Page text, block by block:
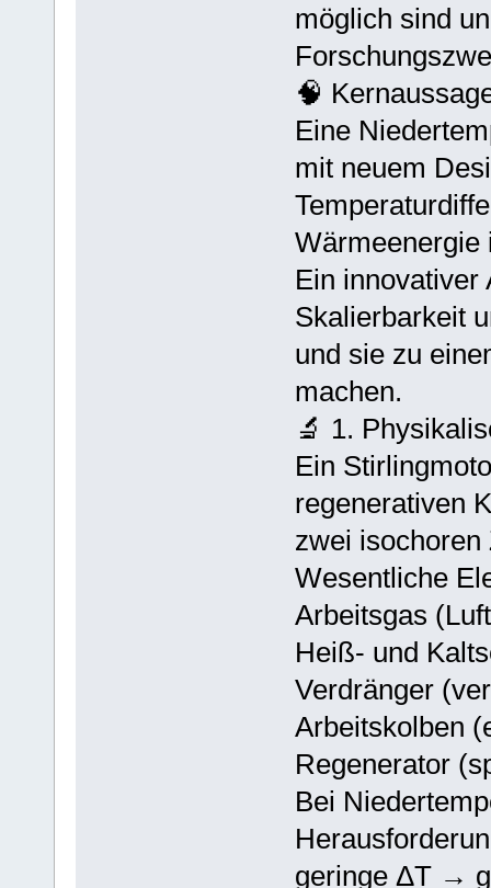
möglich sind
🧠
Eine
mit neuem
Wärmeenergie
Ein innovativer
Skalierbarkeit
und sie zu
machen.
🔬 1.
Ein
regenerativen
zwei isochoren
Wesentliche
Arbeitsgas
Heiß- und
Verdränger
Arbeitskolben
Regenerator
Bei
geringe ΔT →